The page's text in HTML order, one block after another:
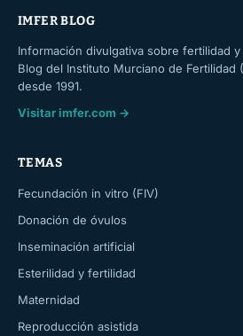
IMFER BLOG
Información divulgativa sobre fertilidad
Blog del Instituto Murciano de Fertilidad
desde 1991.
Visitar imfer.com →
TEMAS
Fecundación in vitro (FIV)
Donación de óvulos
Inseminación artificial
Esterilidad y fertilidad
Maternidad
Reproducción asistida